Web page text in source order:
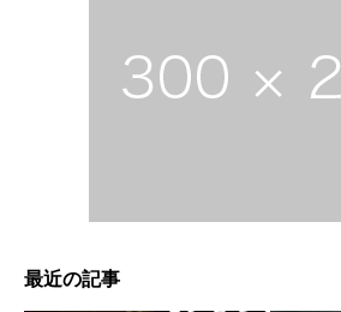
最近の記事